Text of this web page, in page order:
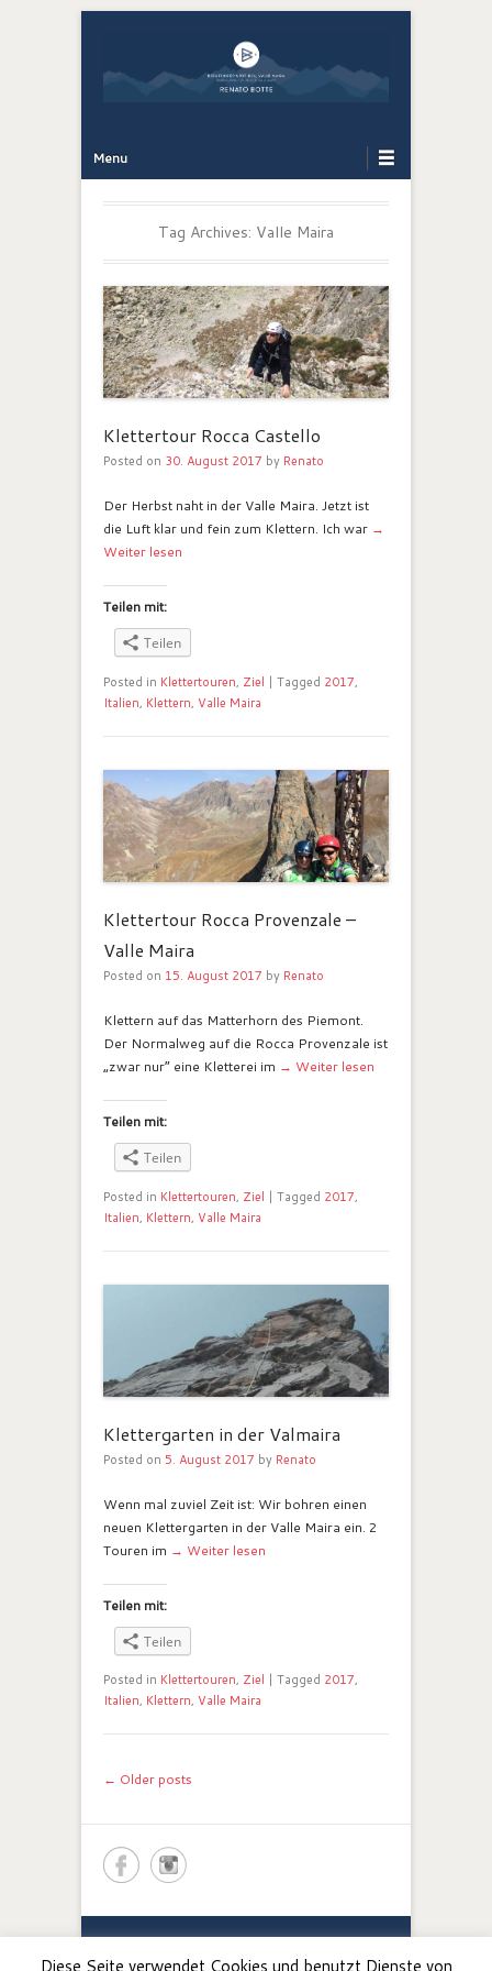
Menu
Tag Archives: Valle Maira
Klettertour Rocca Castello
Posted on 30. August 2017 by Renato
Der Herbst naht in der Valle Maira. Jetzt ist
die Luft klar und fein zum Klettern. Ich war →
Weiter lesen
Teilen mit:
Teilen
Posted in Klettertouren, Ziel | Tagged 2017,
Italien, Klettern, Valle Maira
Klettertour Rocca Provenzale –
Valle Maira
Posted on 15. August 2017 by Renato
Klettern auf das Matterhorn des Piemont.
Der Normalweg auf die Rocca Provenzale ist
„zwar nur“ eine Kletterei im → Weiter lesen
Teilen mit:
Teilen
Posted in Klettertouren, Ziel | Tagged 2017,
Italien, Klettern, Valle Maira
Klettergarten in der Valmaira
Posted on 5. August 2017 by Renato
Wenn mal zuviel Zeit ist: Wir bohren einen
neuen Klettergarten in der Valle Maira ein. 2
Touren im → Weiter lesen
Teilen mit:
Teilen
Posted in Klettertouren, Ziel | Tagged 2017,
Italien, Klettern, Valle Maira
Post navigation
← Older posts
Diese Seite verwendet Cookies und benutzt Dienste von